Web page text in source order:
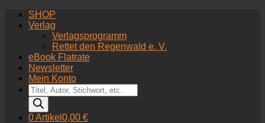
SHOP
Verlag
Verlagsprogramm
Rettet den Regenwald e. V.
eBook Flatrate
Newsletter
Mein Konto
Products
search
0 Artikel 0,00 €